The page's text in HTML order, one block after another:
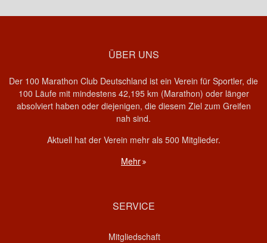
ÜBER UNS
Der 100 Marathon Club Deutschland ist ein Verein für Sportler, die
100 Läufe mit mindestens 42,195 km (Marathon) oder länger
absolviert haben oder diejenigen, die diesem Ziel zum Greifen
nah sind.
Aktuell hat der Verein mehr als 500 Mitglieder.
Mehr
SERVICE
Mitgliedschaft